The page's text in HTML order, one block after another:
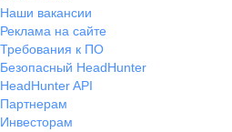
Наши вакансии
Реклама на сайте
Требования к ПО
Безопасный HeadHunter
HeadHunter API
Партнерам
Инвесторам